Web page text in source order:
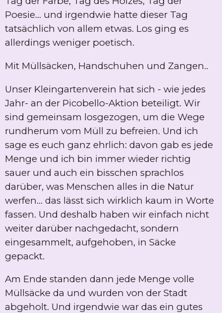
Poesie… und irgendwie hatte dieser Tag
tatsächlich von allem etwas. Los ging es
allerdings weniger poetisch.
Mit Müllsäcken, Handschuhen und Zangen..
Unser Kleingartenverein hat sich - wie jedes
Jahr- an der Picobello-Aktion beteiligt. Wir
sind gemeinsam losgezogen, um die Wege
rundherum vom Müll zu befreien. Und ich
sage es euch ganz ehrlich: davon gab es jede
Menge und ich bin immer wieder richtig
sauer und auch ein bisschen sprachlos
darüber, was Menschen alles in die Natur
werfen… das lässt sich wirklich kaum in Worte
fassen. Und deshalb haben wir einfach nicht
weiter darüber nachgedacht, sondern
eingesammelt, aufgehoben, in Säcke
gepackt.
Am Ende standen dann jede Menge volle
Müllsäcke da und wurden von der Stadt
abgeholt. Und irgendwie war das ein gutes